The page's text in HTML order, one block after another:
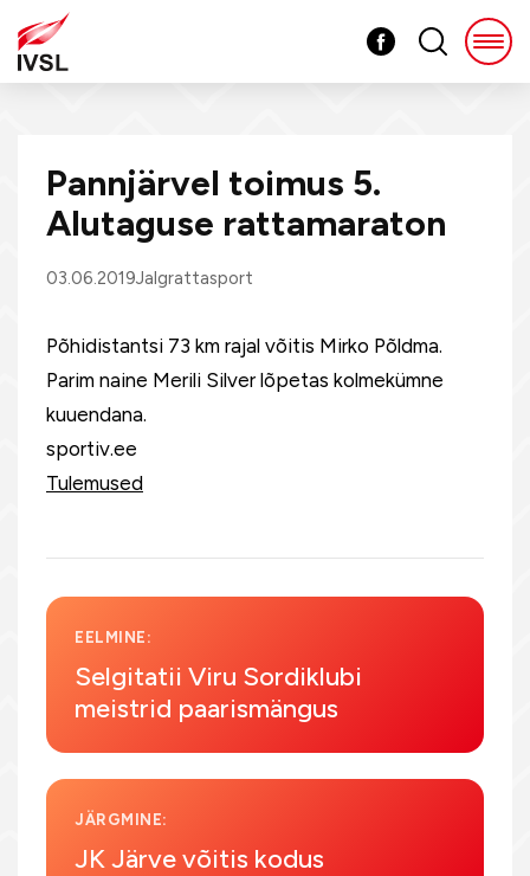
Pannjärvel toimus 5.
Alutaguse rattamaraton
03.06.2019Jalgrattasport
Põhidistantsi 73 km rajal võitis Mirko Põldma.
Parim naine Merili Silver lõpetas kolmekümne
kuuendana.
sportiv.ee
Tulemused
EELMINE:
Selgitatii Viru Sordiklubi
meistrid paarismängus
JÄRGMINE:
JK Järve võitis kodus